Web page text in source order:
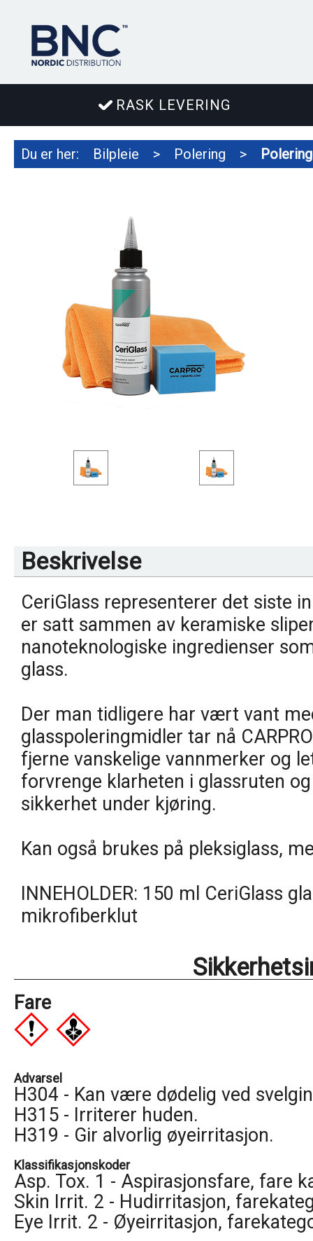
RASK LEVERING
Du er her: Bilpleie > Polering >
Beskrivelse
CeriGlass representerer det siste
er satt sammen av keramiske
nanoteknologiske ingredienser
glass.
Der man tidligere har vært vant
glasspoleringmidler tar nå
fjerne vanskelige vannmerker og
forvrenge klarheten i glassruten
sikkerhet under kjøring.
Kan også brukes på pleksiglass,
INNEHOLDER: 150 ml CeriGlass
mikrofiberklut
Fare
Advarsel
H304 - Kan være dødelig ved
H315 - Irriterer huden.
H319 - Gir alvorlig øyeirritasjon.
Klassifikasjonskoder
Asp. Tox. 1 - Aspirasjonsfare, fare
Skin Irrit. 2 - Hudirritasjon,
Eye Irrit. 2 - Øyeirritasjon,